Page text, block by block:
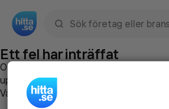
Ett fel har inträffat
Om du vill kan du
uppstod så att vi lättare och snabbare
Vänligen försök med följande: